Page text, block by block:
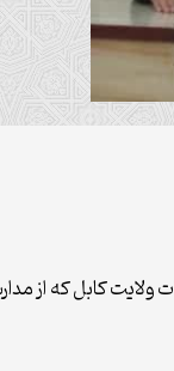
کابل که از